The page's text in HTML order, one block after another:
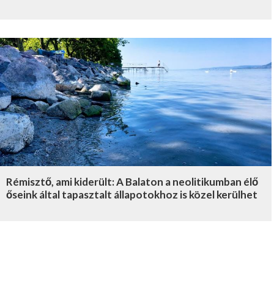
Rémisztő, ami kiderült: A Balaton a neolitikumban élő
őseink által tapasztalt állapotokhoz is közel kerülhet